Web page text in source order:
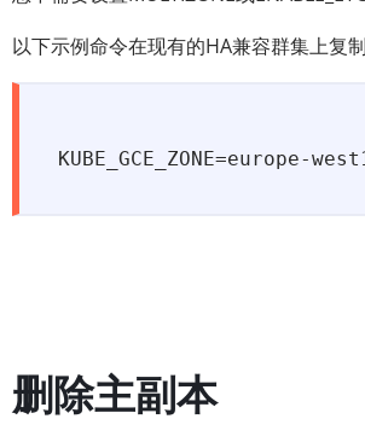
以下示例命令在现有的HA兼容群集上复
KUBE_GCE_ZONE=europe-
删除主副本